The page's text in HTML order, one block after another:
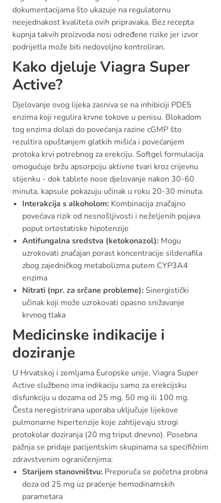
dokumentacijama što ukazuje na regulatornu
neejednakost kvaliteta ovih pripravaka. Bez recepta
kupnja takvih proizvoda nosi određene rizike jer izvor
podrijetla može biti nedovoljno kontroliran.
Kako djeluje Viagra Super
Active?
Djelovanje ovog lijeka zasniva se na inhibiciji PDE5
enzima koji regulira krvne tokove u penisu. Blokadom
tog enzima dolazi do povećanja razine cGMP što
rezultira opuštanjem glatkih mišića i povećanjem
protoka krvi potrebnog za erekciju. Softgel formulacija
omogućuje bržu apsorpciju aktivne tvari kroz crijevnu
stijenku - dok tablete nose djelovanje nakon 30-60
minuta, kapsule pokazuju učinak u roku 20-30 minuta.
Interakcija s alkoholom: Kombinacija značajno
povećava rizik od nesnošljivosti i neželjenih pojava
poput ortostatiske hipotenzije
Antifungalna sredstva (ketokonazol): Mogu
uzrokovati značajan porast koncentracije sildenafila
zbog zajedničkog metabolizma putem CYP3A4
enzima
Nitrati (npr. za srčane probleme): Sinergistički
učinak koji može uzrokovati opasno snižavanje
krvnog tlaka
Medicinske indikacije i
doziranje
U Hrvatskoj i zemljama Europske unije, Viagra Super
Active službeno ima indikaciju samo za erekcijsku
disfunkciju u dozama od 25 mg, 50 mg ili 100 mg.
Česta neregistrirana uporaba uključuje lijekove
pulmonarne hipertenzije koje zahtijevaju strogi
protokolar doziranja (20 mg triput dnevno). Posebna
pažnja se pridaje pacijentskim skupinama sa specifičnim
zdravstvenim ograničenjima:
Starijem stanovništvu: Preporuča se početna probna
doza od 25 mg uz praćenje hemodinamskih
parametara